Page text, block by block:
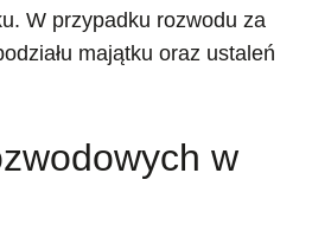
W przypadku rozwodu za
majątku oraz ustaleń
w